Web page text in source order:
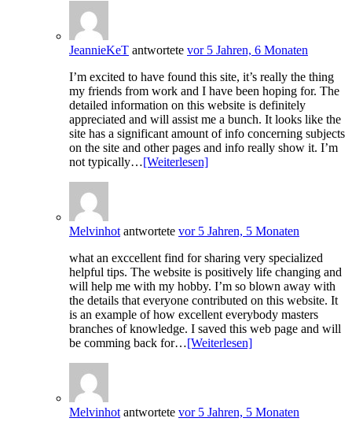
JeannieKeT antwortete vor 5 Jahren, 6 Monaten
I’m excited to have found this site, it’s really the thing
my friends from work and I have been hoping for. The
detailed information on this website is definitely
appreciated and will assist me a bunch. It looks like the
site has a significant amount of info concerning subjects
on the site and other pages and info really show it. I’m
not typically…[Weiterlesen]
Melvinhot antwortete vor 5 Jahren, 5 Monaten
what an exccellent find for sharing very specialized
helpful tips. The website is positively life changing and
will help me with my hobby. I’m so blown away with
the details that everyone contributed on this website. It
is an example of how excellent everybody masters
branches of knowledge. I saved this web page and will
be comming back for…[Weiterlesen]
Melvinhot antwortete vor 5 Jahren, 5 Monaten